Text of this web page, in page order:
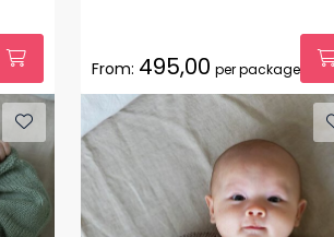
From: 495,00 per package